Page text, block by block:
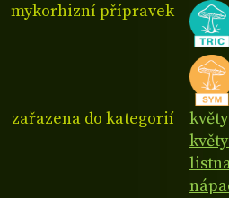
mykorhizní přípravek
zařazena do kategorií